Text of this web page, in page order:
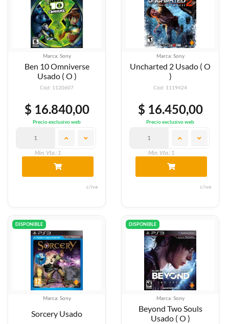
Marca: Sony
Ben 10 Omniverse
Usado ( O )
Cód: 1120607
$ 16.840,00
Precio exclusivo web
Min. Vta.: 1
c/iva
Marca: Sony
Uncharted 2 Usado ( O
)
Cód: 1119424
$ 16.450,00
Precio exclusivo web
Min. Vta.: 1
c/iva
DISPONIBLE
Marca: Sony
Sorcery Usado
DISPONIBLE
Marca: Sony
Beyond Two Souls
Usado ( O )